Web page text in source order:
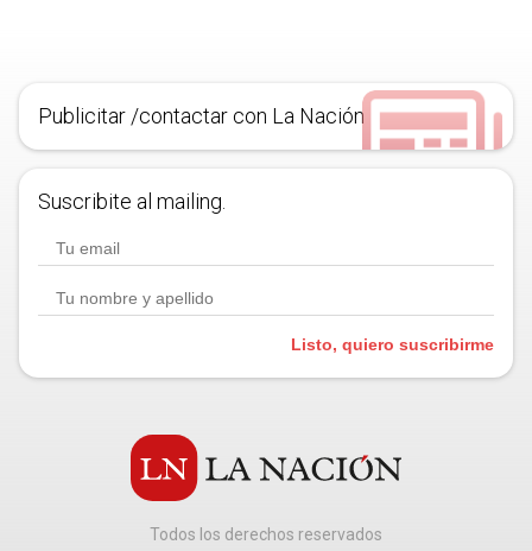
Publicitar /contactar con La Nación
Suscribite al mailing.
Listo, quiero suscribirme
Todos los derechos reservados